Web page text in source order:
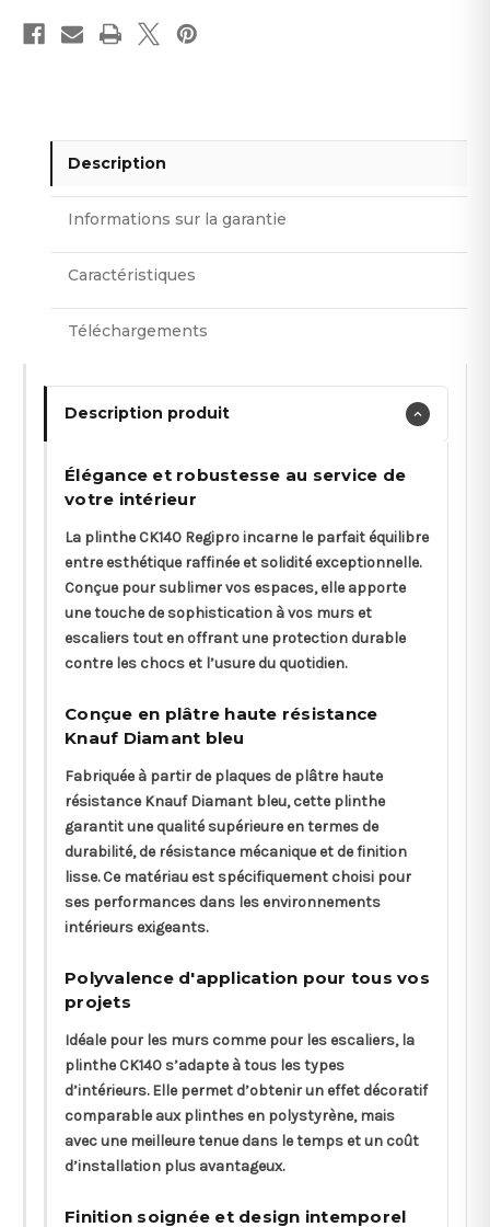
Description
Informations sur la garantie
Caractéristiques
Téléchargements
Description produit
Élégance et robustesse au service de
votre intérieur
La plinthe CK140 Regipro incarne le parfait équilibre
entre esthétique raffinée et solidité exceptionnelle.
Conçue pour sublimer vos espaces, elle apporte
une touche de sophistication à vos murs et
escaliers tout en offrant une protection durable
contre les chocs et l’usure du quotidien.
Conçue en plâtre haute résistance
Knauf Diamant bleu
Fabriquée à partir de plaques de plâtre haute
résistance Knauf Diamant bleu, cette plinthe
garantit une qualité supérieure en termes de
durabilité, de résistance mécanique et de finition
lisse. Ce matériau est spécifiquement choisi pour
ses performances dans les environnements
intérieurs exigeants.
Polyvalence d'application pour tous vos
projets
Idéale pour les murs comme pour les escaliers, la
plinthe CK140 s’adapte à tous les types
d’intérieurs. Elle permet d’obtenir un effet décoratif
comparable aux plinthes en polystyrène, mais
avec une meilleure tenue dans le temps et un coût
d’installation plus avantageux.
Finition soignée et design intemporel